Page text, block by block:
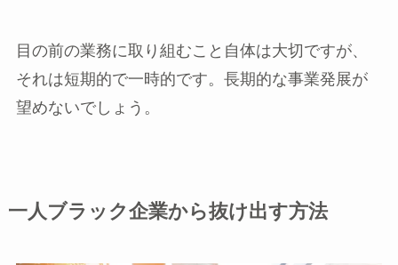
目の前の業務に取り組むこと自体は大切ですが、
それは短期的で一時的です。長期的な事業発展が
望めないでしょう。
一人ブラック企業から抜け出す方法